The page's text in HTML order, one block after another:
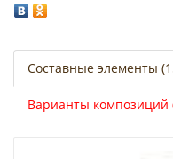
Составные элементы
Варианты композиций